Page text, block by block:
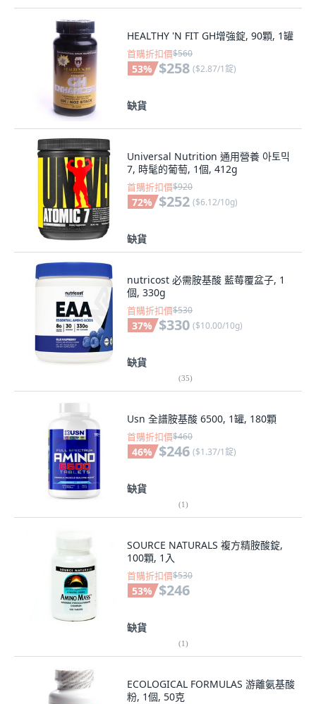
HEALTHY 'N FIT GH增強錠, 90顆, 1罐
首購折扣價$560
53% $258 ($2.87/1錠)
缺貨
Universal Nutrition 通用營養 아토믹
7, 時髦的葡萄, 1個, 412g
首購折扣價$920
72% $252 ($6.12/10g)
缺貨
nutricost 必需胺基酸 藍莓覆盆子, 1
個, 330g
首購折扣價$530
37% $330 ($10.00/10g)
缺貨
(35)
Usn 全譜胺基酸 6500, 1罐, 180顆
首購折扣價$460
46% $246 ($1.37/1錠)
缺貨
(1)
SOURCE NATURALS 複方精胺酸錠,
100顆, 1入
首購折扣價$530
53% $246
缺貨
(1)
ECOLOGICAL FORMULAS 游離氨基酸
粉, 1個, 50克